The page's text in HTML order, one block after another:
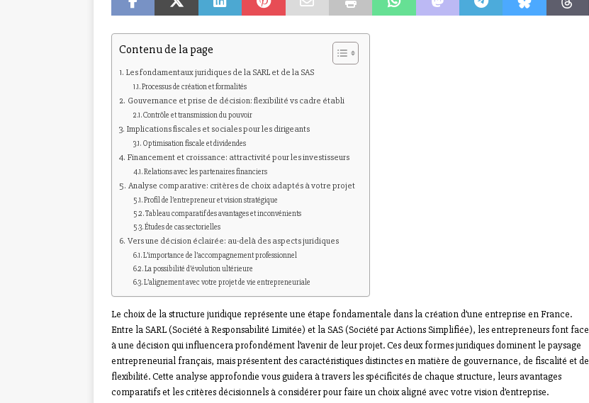
Contenu de la page
Les fondamentaux juridiques de la SARL et de la SAS
Processus de création et formalités
Gouvernance et prise de décision: flexibilité vs cadre établi
Contrôle et transmission du pouvoir
Implications fiscales et sociales pour les dirigeants
Optimisation fiscale et dividendes
Financement et croissance: attractivité pour les investisseurs
Relations avec les partenaires financiers
Analyse comparative: critères de choix adaptés à votre projet
Profil de l’entrepreneur et vision stratégique
Tableau comparatif des avantages et inconvénients
Études de cas sectorielles
Vers une décision éclairée: au-delà des aspects juridiques
L’importance de l’accompagnement professionnel
La possibilité d’évolution ultérieure
L’alignement avec votre projet de vie entrepreneuriale
Le choix de la structure juridique représente une étape fondamentale dans la création d’une entreprise en France.
Entre la SARL (Société à Responsabilité Limitée) et la SAS (Société par Actions Simplifiée), les entrepreneurs font face
à une décision qui influencera profondément l’avenir de leur projet. Ces deux formes juridiques dominent le paysage
entrepreneurial français, mais présentent des caractéristiques distinctes en matière de gouvernance, de fiscalité et de
flexibilité. Cette analyse approfondie vous guidera à travers les spécificités de chaque structure, leurs avantages
comparatifs et les critères décisionnels à considérer pour faire un choix aligné avec votre vision d’entreprise.